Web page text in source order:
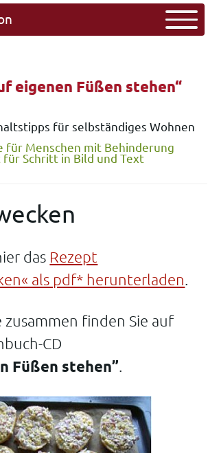
eigenen Füßen stehen“
für selbständiges Wohnen
für Menschen mit Behinderung
für Schritt in Bild und Text
das Rezept
als pdf* herunterladen.
zusammen finden Sie auf
CD
Füßen stehen”.